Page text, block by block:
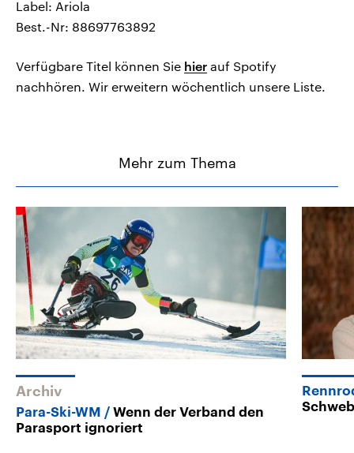
Label: Ariola
Best.-Nr: 88697763892
Verfügbare Titel können Sie hier auf Spotify
nachhören. Wir erweitern wöchentlich unsere Liste.
Mehr zum Thema
Archiv
Para-Ski-WM
Wenn der Verband den
Parasport ignoriert